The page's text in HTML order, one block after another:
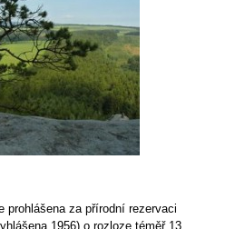
prohlášena za přírodní rezervaci
1956) o rozloze téměř 13